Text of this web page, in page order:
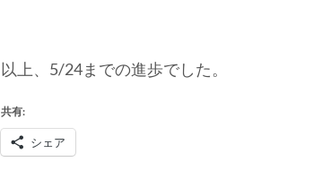
以上、5/24までの進歩でした。
共有:
シェア